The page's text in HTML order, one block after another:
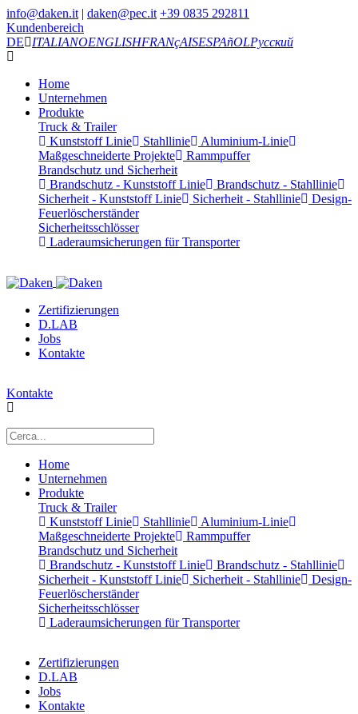
info@daken.it | daken@pec.it +39 0835 292811
Kundenbereich
DE
ITALIANOENGLISHFRANçAISESPAñOLРусский
Home
Unternehmen
Produkte
Truck & Trailer
Kunststoff Linie
Stahllinie
Aluminium-Linie
Maßgeschneiderte Projekte
Rammpuffer
Brandschutz und Sicherheit
Brandschutz - Kunststoff Linie
Brandschutz - Stahllinie
Sicherheit - Kunststoff Linie
Sicherheit - Stahllinie
Design-
Feuerlöscherständer
Sicherheitsschlösser
Laderaumsicherungen für Transporter
Zertifizierungen
D.LAB
Jobs
Kontakte
Kontakte
Home
Unternehmen
Produkte
Truck & Trailer
Kunststoff Linie
Stahllinie
Aluminium-Linie
Maßgeschneiderte Projekte
Rammpuffer
Brandschutz und Sicherheit
Brandschutz - Kunststoff Linie
Brandschutz - Stahllinie
Sicherheit - Kunststoff Linie
Sicherheit - Stahllinie
Design-
Feuerlöscherständer
Sicherheitsschlösser
Laderaumsicherungen für Transporter
Zertifizierungen
D.LAB
Jobs
Kontakte